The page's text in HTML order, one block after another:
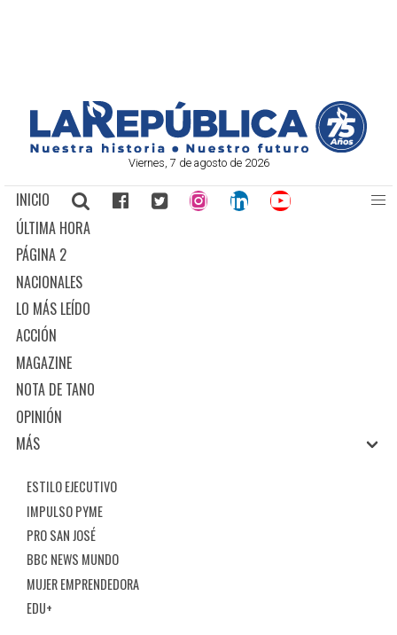
Viernes, 7 de agosto de 2026
INICIO
ÚLTIMA HORA
PÁGINA 2
NACIONALES
LO MÁS LEÍDO
ACCIÓN
MAGAZINE
NOTA DE TANO
OPINIÓN
MÁS
ESTILO EJECUTIVO
IMPULSO PYME
PRO SAN JOSÉ
BBC NEWS MUNDO
MUJER EMPRENDEDORA
EDU+